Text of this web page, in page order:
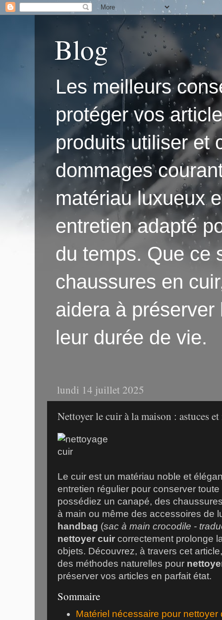
Blog
Les meilleurs
protéger vos
produits utiliser et
dommages
matériau luxueux
entretien adapté
du temps. Que ce
chaussures en
aidera à
leur durée de vie.
lundi 14 juillet 2025
Nettoyer le cuir à la maison : astuces et
Le cuir est un matériau noble et
entretien régulier pour conserver
possédiez un canapé, des
à main ou même des accessoires de
handbag (sac à main crocodile -
nettoyer cuir correctement prolonge
objets. Découvrez, à travers cet
des méthodes naturelles pour
préserver vos articles en parfait état.
Sommaire
Matériel nécessaire pour nettoyer